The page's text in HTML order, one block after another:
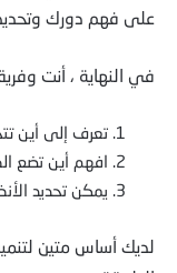
على فهم دورك
في النهاية ، أنت
تعرف إلى أين
افهم أين تضع
يمكن تحديد
لديك أساس متين